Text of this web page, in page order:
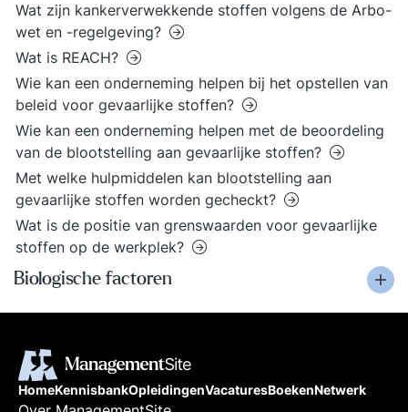
Wat zijn kankerverwekkende stoffen volgens de Arbo-
wet en -regelgeving?
Wat is REACH?
Wie kan een onderneming helpen bij het opstellen van
beleid voor gevaarlijke stoffen?
Wie kan een onderneming helpen met de beoordeling
van de blootstelling aan gevaarlijke stoffen?
Met welke hulpmiddelen kan blootstelling aan
gevaarlijke stoffen worden gecheckt?
Wat is de positie van grenswaarden voor gevaarlijke
stoffen op de werkplek?
Biologische factoren
HomeKennisbankOpleidingenVacaturesBoekenNetwerk